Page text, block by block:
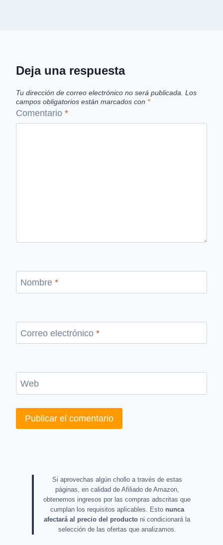
Deja una respuesta
Tu dirección de correo electrónico no será publicada. Los
campos obligatorios están marcados con *
Comentario *
Nombre *
Correo electrónico *
Web
Si aprovechas algún chollo a través de estas
páginas, en calidad de Afiliado de Amazon,
obtenemos ingresos por las compras adscritas que
cumplan los requisitos aplicables. Esto nunca
afectará al precio del producto ni condicionará la
selección de las ofertas que analizamos.